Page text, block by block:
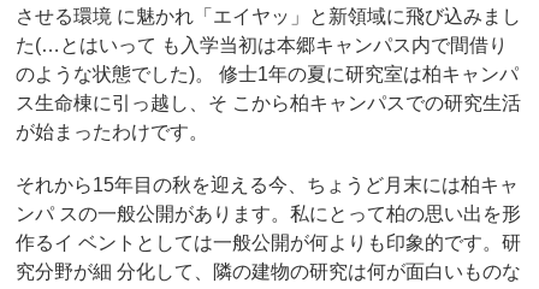
させる環境 に魅かれ「エイヤッ」と新領域に飛び込みまし
た(…とはいって も入学当初は本郷キャンパス内で間借り
のような状態でした)。 修士1年の夏に研究室は柏キャンパ
ス生命棟に引っ越し、そ こから柏キャンパスでの研究生活
が始まったわけです。
それから15年目の秋を迎える今、ちょうど月末には柏キャ
ンパ スの一般公開があります。私にとって柏の思い出を形
作るイ ベントとしては一般公開が何よりも印象的です。研
究分野が細 分化して、隣の建物の研究は何が面白いものな